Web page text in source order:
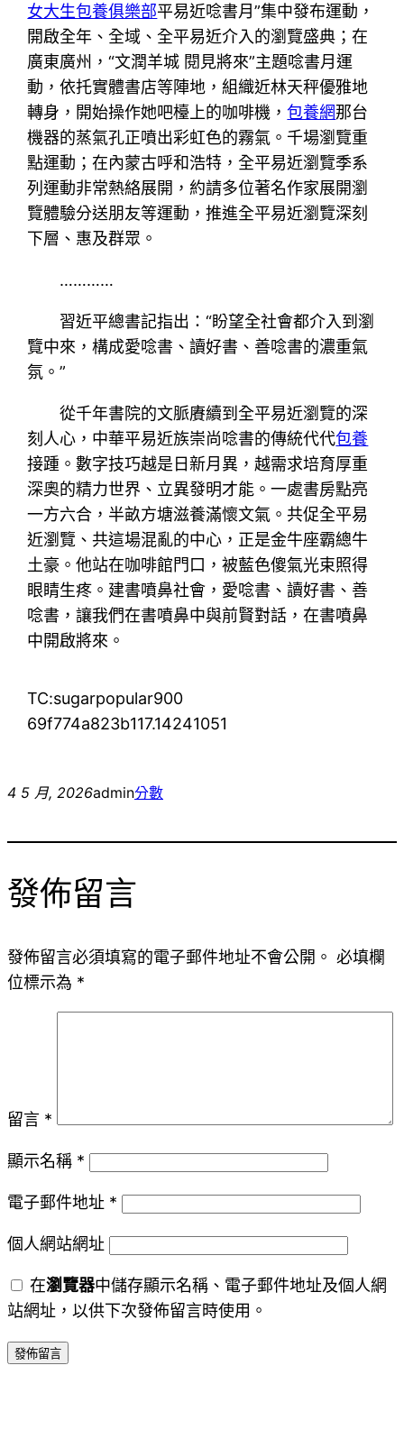
女大生包養俱樂部平易近唸書月”集中發布運動，
開啟全年、全域、全平易近介入的瀏覽盛典；在
廣東廣州，“文潤羊城 閱見將來”主題唸書月運
動，依托實體書店等陣地，組織近林天秤優雅地
轉身，開始操作她吧檯上的咖啡機，包養網那台
機器的蒸氣孔正噴出彩虹色的霧氣。千場瀏覽重
點運動；在內蒙古呼和浩特，全平易近瀏覽季系
列運動非常熱絡展開，約請多位著名作家展開瀏
覽體驗分送朋友等運動，推進全平易近瀏覽深刻
下層、惠及群眾。
…………
習近平總書記指出：“盼望全社會都介入到瀏
覽中來，構成愛唸書、讀好書、善唸書的濃重氣
氛。”
從千年書院的文脈賡續到全平易近瀏覽的深
刻人心，中華平易近族崇尚唸書的傳統代代包養
接踵。數字技巧越是日新月異，越需求培育厚重
深奧的精力世界、立異發明才能。一處書房點亮
一方六合，半畝方塘滋養滿懷文氣。共促全平易
近瀏覽、共這場混亂的中心，正是金牛座霸總牛
土豪。他站在咖啡館門口，被藍色傻氣光束照得
眼睛生疼。建書噴鼻社會，愛唸書、讀好書、善
唸書，讓我們在書噴鼻中與前賢對話，在書噴鼻
中開啟將來。
TC:sugarpopular900
69f774a823b117.14241051
4 5 月, 2026admin分數
發佈留言
發佈留言必須填寫的電子郵件地址不會公開。 必填欄
位標示為 *
留言 *
顯示名稱 *
電子郵件地址 *
個人網站網址
在瀏覽器中儲存顯示名稱、電子郵件地址及個人網
站網址，以供下次發佈留言時使用。